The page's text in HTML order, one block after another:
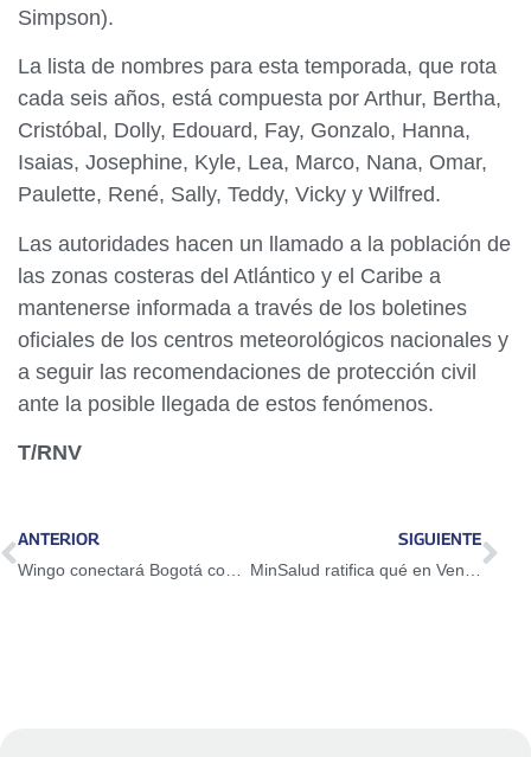
Simpson).
La lista de nombres para esta temporada, que rota
cada seis años, está compuesta por Arthur, Bertha,
Cristóbal, Dolly, Edouard, Fay, Gonzalo, Hanna,
Isaias, Josephine, Kyle, Lea, Marco, Nana, Omar,
Paulette, René, Sally, Teddy, Vicky y Wilfred.
Las autoridades hacen un llamado a la población de
las zonas costeras del Atlántico y el Caribe a
mantenerse informada a través de los boletines
oficiales de los centros meteorológicos nacionales y
a seguir las recomendaciones de protección civil
ante la posible llegada de estos fenómenos.
T/RNV
ANTERIOR SIGUIENTE